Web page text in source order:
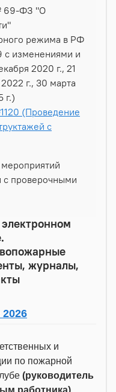
69-ФЗ "О
режима в РФ
с изменениями и
2020 г., 21
г., 30 марта
г.)
(Проведение
с
с проверочными
журналы,
и
по пожарной
(руководитель